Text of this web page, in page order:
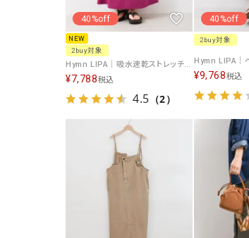
40%off
NEW
2buy対象
Hymn LIPA｜吸水速乾ストレッチカーゴスカート [[IZK25008-26SS]][F]
¥7,788税込
4.5 （2）
40%off
2buy対象
¥9,768税込